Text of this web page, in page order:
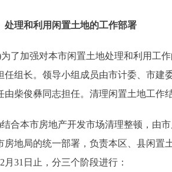
理和利用闲置土地的工作部署
加强对本市闲置土地处理和利用工作
任组长。领导小组成员由市计委、市建
由柴俊彝同志担任。清理闲置土地工作
本市房地产开发市场清理整顿，由市
房地局的统一部署，负责本区、县闲置
月31日止，分三个阶段进行：